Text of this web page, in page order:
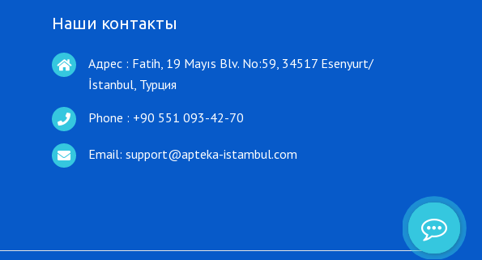
Наши контакты
Адрес : Fatih, 19 Mayıs Blv. No:59, 34517 Esenyurt/
İstanbul, Турция
Phone : +90 551 093-42-70
Email: support@apteka-istambul.com